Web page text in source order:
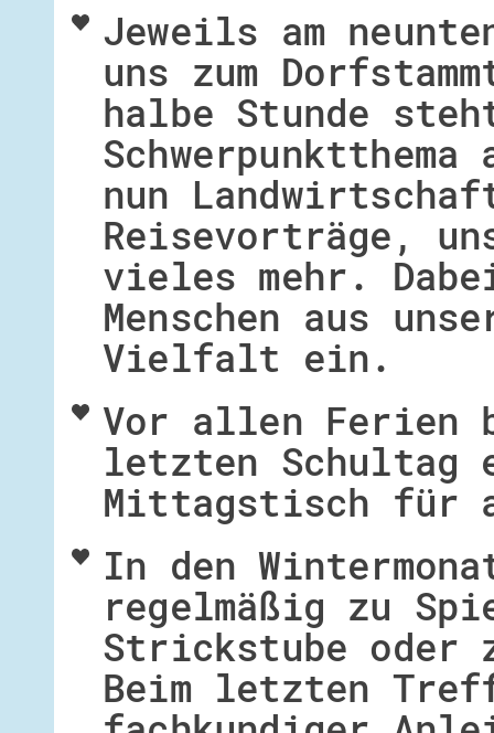
Jeweils am
uns zum
halbe Stunde
nun
Reisevorträge,
vieles mehr.
Menschen aus
Vielfalt ein.
Vor allen Ferien
letzten Schultag
Mittagstisch für
In den
regelmäßig zu
Strickstube oder
Beim letzten